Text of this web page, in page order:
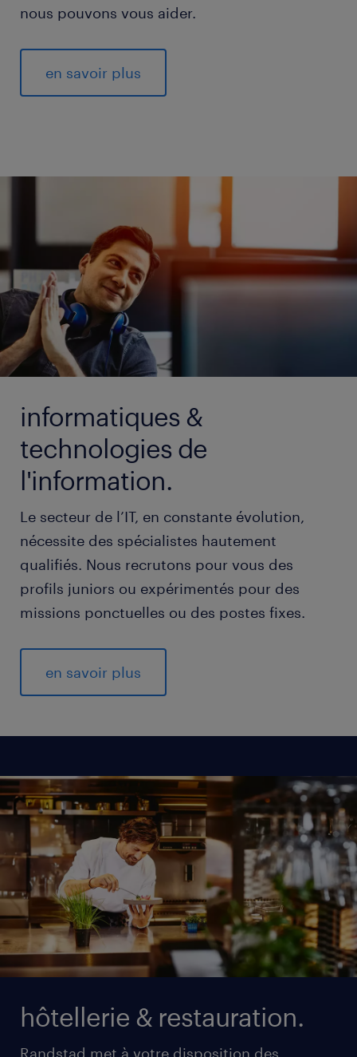
nous pouvons vous aider.
en savoir plus
informatiques &
technologies de
l'information.
Le secteur de l’IT, en constante évolution,
nécessite des spécialistes hautement
qualifiés. Nous recrutons pour vous des
profils juniors ou expérimentés pour des
missions ponctuelles ou des postes fixes.
en savoir plus
hôtellerie & restauration.
Randstad met à votre disposition des